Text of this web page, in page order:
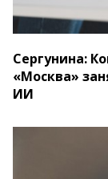
Сергунина:
«Москва»
ИИ